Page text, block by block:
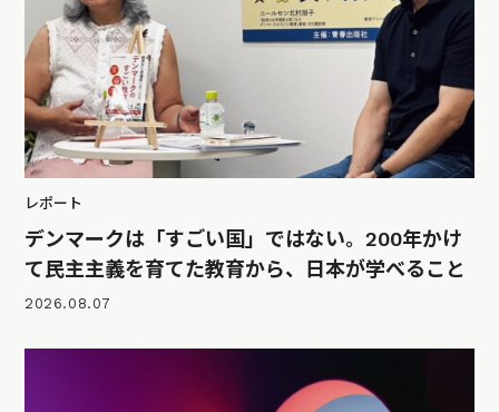
レポート
デンマークは「すごい国」ではない。200年かけ
て民主主義を育てた教育から、日本が学べること
2026.08.07